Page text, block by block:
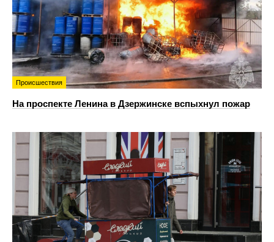
Происшествия
На проспекте Ленина в Дзержинске вспыхнул пожар